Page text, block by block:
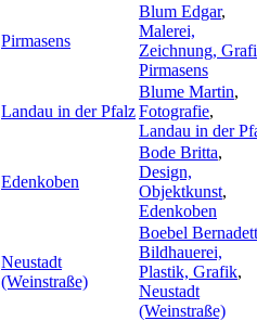
Pirmasens
Blum Edgar,
Malerei,
Zeichnung,
Pirmasens
Landau in der Pfalz
Blume Martin,
Fotografie,
Landau in der
Edenkoben
Bode Britta,
Design,
Objektkunst,
Edenkoben
Neustadt
(Weinstraße)
Boebel
Bildhauerei,
Plastik, Grafik,
Neustadt
(Weinstraße)